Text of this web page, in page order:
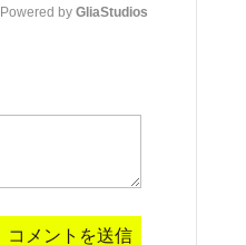
Powered by GliaStudios